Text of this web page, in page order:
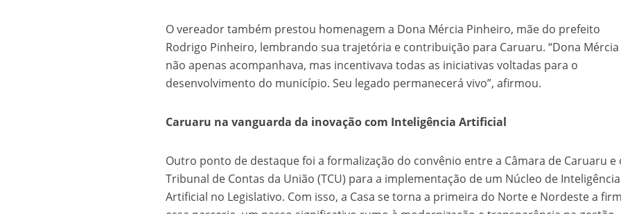
O vereador também prestou homenagem a Dona Mércia Pinheiro, mãe do prefeito
Rodrigo Pinheiro, lembrando sua trajetória e contribuição para Caruaru. “Dona Mércia
não apenas acompanhava, mas incentivava todas as iniciativas voltadas para o
desenvolvimento do município. Seu legado permanecerá vivo”, afirmou.
Caruaru na vanguarda da inovação com Inteligência Artificial
Outro ponto de destaque foi a formalização do convênio entre a Câmara de Caruaru e
Tribunal de Contas da União (TCU) para a implementação de um Núcleo de Inteligência
Artificial no Legislativo. Com isso, a Casa se torna a primeira do Norte e Nordeste a